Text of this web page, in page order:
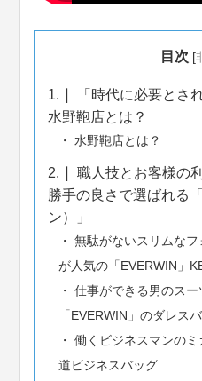
目次 [
1.
「時代に必要とさ
水野鞄店とは？
水野鞄店とは？
2.
職人技とお客様の
勝手の良さで選ばれる
ン）」
無駄がないスリムな
が人気の「EVERWIN」
仕事ができる男のス
「EVERWIN」のダレス
働くビジネスマンの
道ビジネスバッグ